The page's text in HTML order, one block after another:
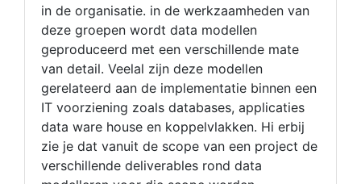
in de organisatie. in de werkzaamheden van
deze groepen wordt data modellen
geproduceerd met een verschillende mate
van detail. Veelal zijn deze modellen
gerelateerd aan de implementatie binnen een
IT voorziening zoals databases, applicaties
data ware house en koppelvlakken. Hi erbij
zie je dat vanuit de scope van een project de
verschillende deliverables rond data